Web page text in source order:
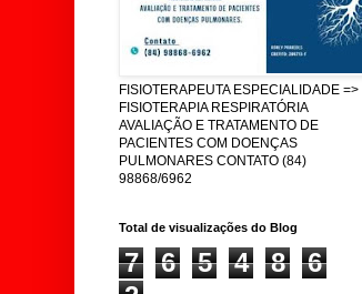
FISIOTERAPEUTA ESPECIALIDADE =>
FISIOTERAPIA RESPIRATÓRIA
AVALIAÇÃO E TRATAMENTO DE
PACIENTES COM DOENÇAS
PULMONARES CONTATO (84)
98868/6962
Total de visualizações do Blog
7 6 5 4 8
6